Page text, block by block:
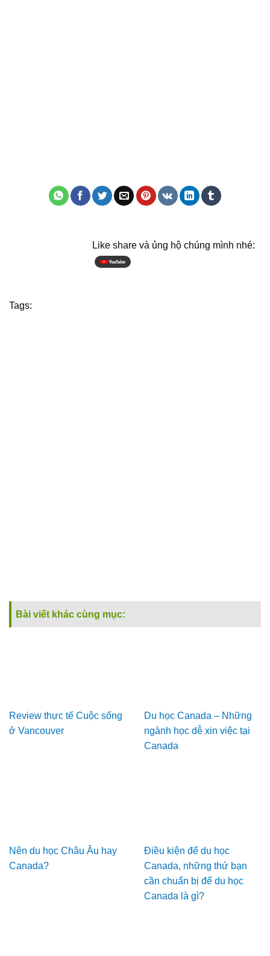
Like share và ủng hộ chúng mình nhé:
Tags:
Bài viết khác cùng mục:
Review thực tế Cuộc sống
ở Vancouver
Du học Canada – Những
ngành học dễ xin việc tại
Canada
Nên du học Châu Âu hay
Canada?
Điều kiện để du học
Canada, những thứ bạn
cần chuẩn bị để du học
Canada là gì?